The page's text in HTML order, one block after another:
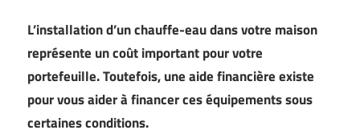
L’installation d’un chauffe-eau dans votre maison
représente un coût important pour votre
portefeuille. Toutefois, une aide financière existe
pour vous aider à financer ces équipements sous
certaines conditions.